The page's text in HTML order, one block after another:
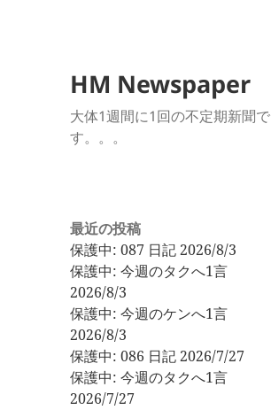
HM Newspaper
大体1週間に1回の不定期新聞で
す。。。
最近の投稿
保護中: 087 日記 2026/8/3
保護中: 今週のタクへ1言
2026/8/3
保護中: 今週のケンへ1言
2026/8/3
保護中: 086 日記 2026/7/27
保護中: 今週のタクへ1言
2026/7/27